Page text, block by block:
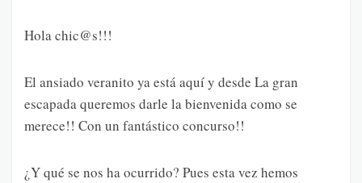
Hola chic@s!!!
El ansiado veranito ya está aquí y desde La gran
escapada queremos darle la bienvenida como se
merece!! Con un fantástico concurso!!
¿Y qué se nos ha ocurrido? Pues esta vez hemos